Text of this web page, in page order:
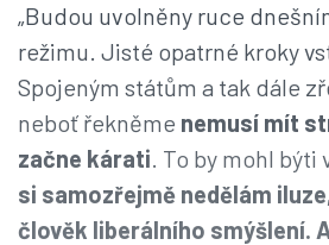
„Budou uvolněny ruce
režimu. Jisté opatrné kroky
Spojeným státům a tak dále
neboť řekněme nemusí mít
začne kárati. To by mohl býti
si samozřejmě nedělám
člověk liberálního smýšlení.